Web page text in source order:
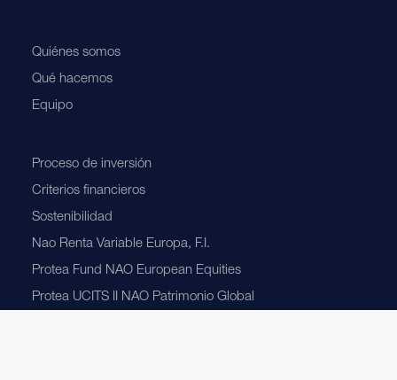
Quiénes somos
Qué hacemos
Equipo
Proceso de inversión
Criterios financieros
Sostenibilidad
Nao Renta Variable Europa, F.I.
Protea Fund NAO European Equities
Protea UCITS II NAO Patrimonio Global